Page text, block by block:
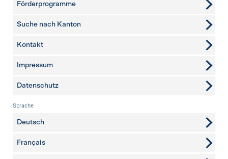
Förderprogramme
Suche nach Kanton
weitere Seiten
Kontakt
Impressum
Datenschutz
Sprache
Deutsch
Français